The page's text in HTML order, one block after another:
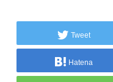
Tweet
Hatena